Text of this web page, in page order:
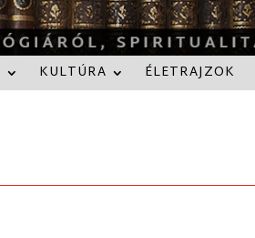
KULTÚRA ÉLETRAJZOK